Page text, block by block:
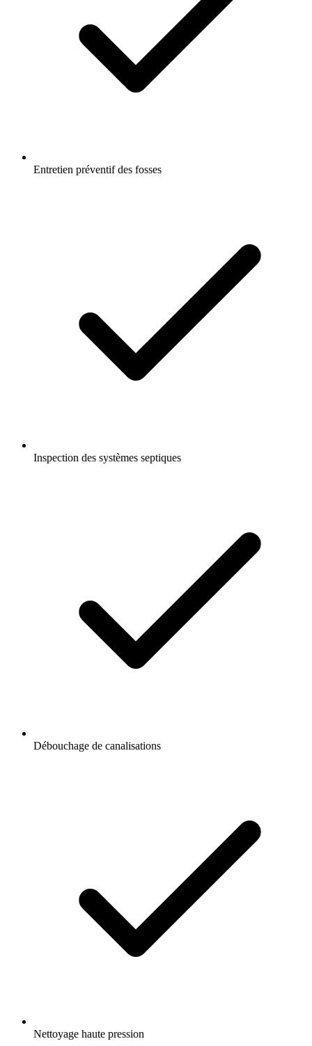
Entretien préventif des fosses
Inspection des systèmes septiques
Débouchage de canalisations
Nettoyage haute pression